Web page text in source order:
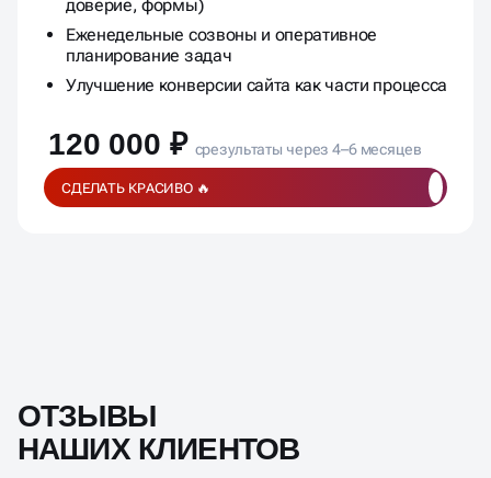
Работа с коммерческими факторами (офферы,
доверие, формы)
Еженедельные созвоны и оперативное
планирование задач
120 000 ₽ срезультаты через 4–6 месяцев
ОТЗЫВЫ